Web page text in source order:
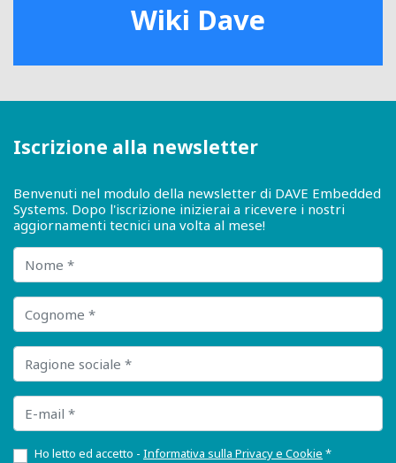
Wiki Dave
Iscrizione alla newsletter
Benvenuti nel modulo della newsletter di DAVE Embedded
Systems. Dopo l'iscrizione inizierai a ricevere i nostri
aggiornamenti tecnici una volta al mese!
Nome
Cognome
Ragione sociale
E-mail
Ho letto ed accetto - Informativa sulla Privacy e Cookie *